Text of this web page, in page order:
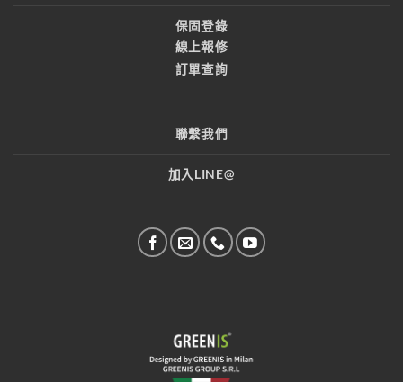
保固登錄
線上報修
訂單查詢
聯繫我們
加入LINE@